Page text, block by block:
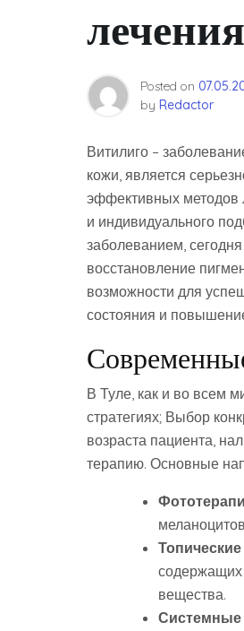
Posted on
by Redactor
Витилиго –
кожи, является
эффективных методов
и индивидуального
заболеванием,
восстановление
возможности для
состояния и
В Туле, как и во всем
стратегиях; Выбор
возраста пациента,
терапию. Основные
содержащих
вещества.
Системные